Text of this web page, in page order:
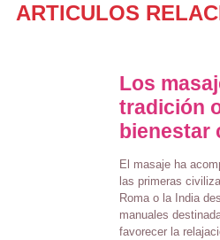
ARTICULOS
Los
tradición
bienestar
El masaje ha
las primeras
Roma o la India
manuales
favorecer la